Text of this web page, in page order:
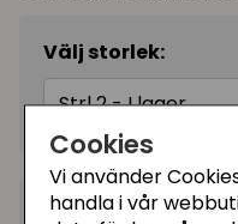
Cookies
Vi använder
handla i vår
Välj storlek:
Strl 2 - I lager